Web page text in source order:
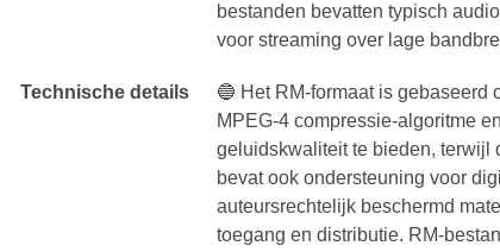
bestanden bevatten typisch
voor streaming over lage
Technische details
🔵 Het RM-formaat is gebaseerd
MPEG-4 compressie-algoritme
geluidskwaliteit te bieden, terwijl
bevat ook ondersteuning voor
auteursrechtelijk beschermd
toegang en distributie. RM-